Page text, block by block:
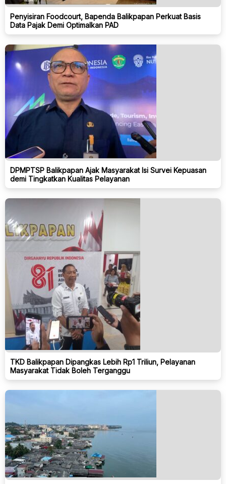
Penyisiran Foodcourt, Bapenda Balikpapan Perkuat Basis
Data Pajak Demi Optimalkan PAD
DPMPTSP Balikpapan Ajak Masyarakat Isi Survei Kepuasan
demi Tingkatkan Kualitas Pelayanan
TKD Balikpapan Dipangkas Lebih Rp1 Triliun, Pelayanan
Masyarakat Tidak Boleh Terganggu